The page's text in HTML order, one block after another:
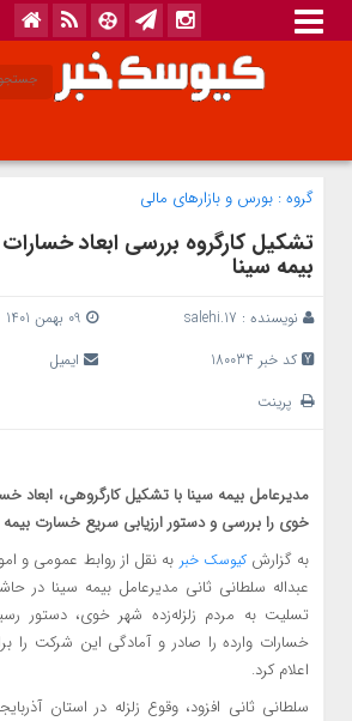
گروه : بورس و بازار‌های مالی
تشکیل کارگروه بررسی ابعاد
بیمه سینا
نویسنده : salehi.17
کد خبر 180034
ایمیل
پرینت
مدیرعامل بیمه سینا با تشکیل کارگروهی، ابعاد
خوی را بررسی و دستور ارزیابی سریع خسارت بیمه
به گزارشکیوسک خبر به نقل از روابط عمومی و
عبداله سلطانی ثانی مدیرعامل بیمه سینا در
تسلیت به مردم زلزله‌زده شهر خوی، دستور
خسارات وارده را صادر و آمادگی این شرکت را
اعلام کرد.
سلطانی ثانی افزود، وقوع زلزله در استان